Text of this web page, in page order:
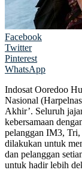
Facebook
Twitter
Pinterest
WhatsApp
Indosat Ooredoo
Nasional
Akhir’. Seluruh
kebersamaan
pelanggan IM3,
dilakukan untuk
dan pelanggan
untuk hadir lebih